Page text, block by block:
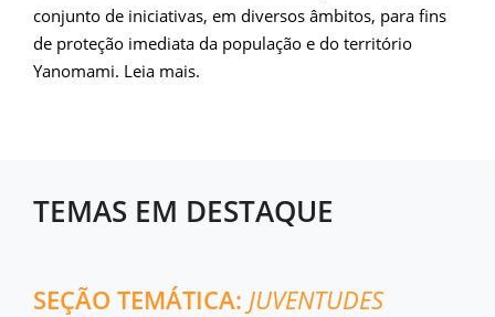
conjunto de iniciativas, em diversos âmbitos, para fins
de proteção imediata da população e do território
Yanomami. Leia mais.
TEMAS EM DESTAQUE
SEÇÃO TEMÁTICA: JUVENTUDES